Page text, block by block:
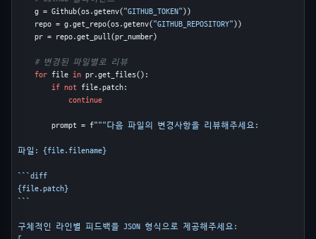
    g = Github(os.getenv(
"GITHUB_TOKEN" ))
    repo = g.get_repo(os.getenv(
"GITHUB_REPOSITORY" ))
    pr = repo.get_pull(pr_number)
# 변경된 파일별로 리뷰
for file in pr.get_files():
if not file.patch:
continue
        prompt = f
"""다음 파일의 변경사항을 리뷰해주세요:
파일: {file.filename}
```diff
{file.patch}
```
구체적인 라인별 피드백을 JSON 형식으로 제공해주세요: